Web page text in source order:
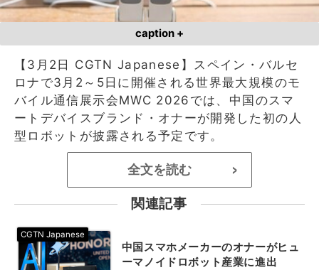
caption +
【3月2日 CGTN Japanese】スペイン・バルセ
ロナで3月2～5日に開催される世界最大規模のモ
バイル通信展示会MWC 2026では、中国のスマ
ートデバイスブランド・オナーが開発した初の人
型ロボットが披露される予定です。
全文を読む >
関連記事
中国スマホメーカーのオナーがヒュ
ーマノイドロボット産業に進出